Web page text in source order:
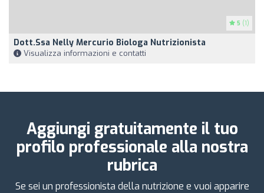
5 (1)
Dott.ssa Nelly Mercurio Biologa Nutrizionista
Visualizza informazioni e contatti
Aggiungi gratuitamente il tuo
profilo professionale alla nostra
rubrica
Se sei un professionista della nutrizione e vuoi apparire